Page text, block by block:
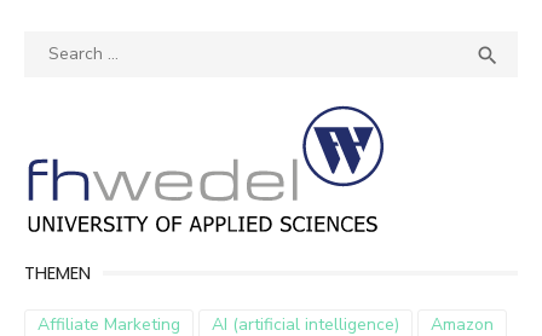
Search

THEMEN
Affiliate Marketing AI (artificial intelligence) Amazon